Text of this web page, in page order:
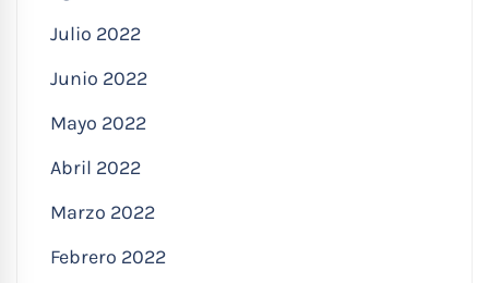
Julio 2022
Junio 2022
Mayo 2022
Abril 2022
Marzo 2022
Febrero 2022